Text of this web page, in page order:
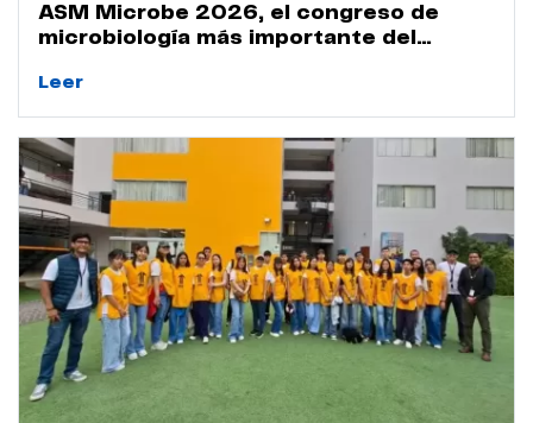
ASM Microbe 2026, el congreso de
microbiología más importante del
Leer